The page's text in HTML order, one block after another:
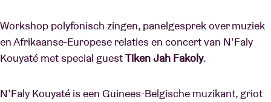
Workshop polyfonisch zingen, panelgesprek over muziek
en Afrikaanse-Europese relaties en concert van N’Faly
Kouyaté met special guestTiken Jah Fakoly.
N’Faly Kouyaté is een Guinees-Belgische muzikant, griot